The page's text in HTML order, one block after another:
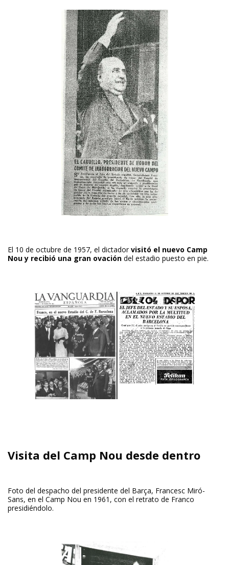
El 10 de octubre de 1957, el dictadorvisitó el nuevo Camp
Nou y recibió una gran ovación del estadio puesto en pie.
Visita del Camp Nou desde dentro
Foto del despacho del presidente del Barça, Francesc Miró-
Sans, en el Camp Nou en 1961, con el retrato de Franco
presidiéndolo.